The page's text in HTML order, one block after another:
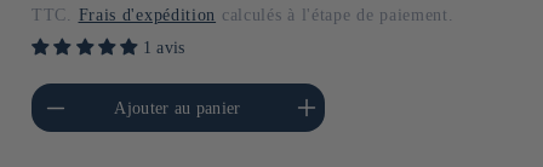
TTC. Frais d'expédition calculés à l'étape de paiement.
1 avis
quantité de Default
Title
Ajouter au panier
Augmenter la quantité de
Default Title